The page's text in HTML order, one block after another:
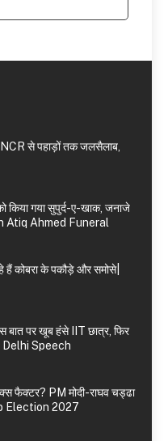
NCR से पहाड़ों तक जलसैलाब,
किया गया सुपुर्द-ए-खाक, जनाजे
Atiq Ahmed Funeral
हैं कोबरा के पकौड़े और समोसे|
बात पर खूब हंसे IIT छात्र, फिर
Delhi Speech
फैक्टर? PM मोदी-राघव चड्ढा
Election 2027